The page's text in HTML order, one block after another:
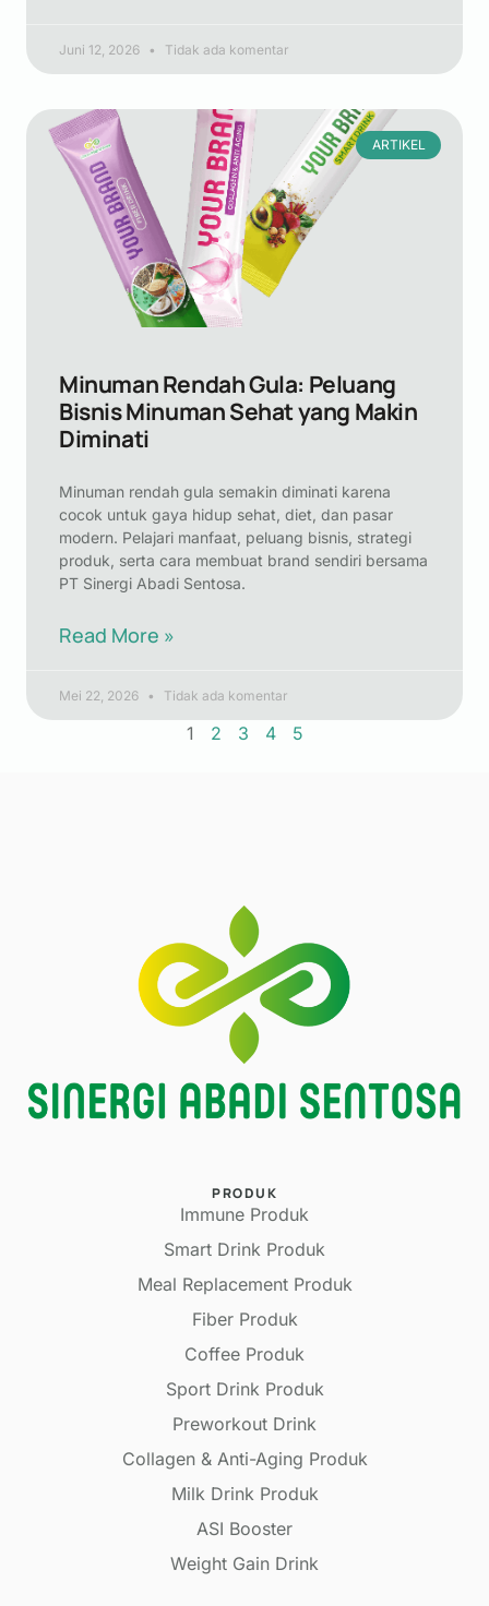
Juni 12, 2026 Tidak ada komentar
ARTIKEL
Minuman Rendah Gula: Peluang
Bisnis Minuman Sehat yang Makin
Diminati
Minuman rendah gula semakin diminati karena
cocok untuk gaya hidup sehat, diet, dan pasar
modern. Pelajari manfaat, peluang bisnis, strategi
produk, serta cara membuat brand sendiri bersama
PT Sinergi Abadi Sentosa.
Read More »
Mei 22, 2026 Tidak ada komentar
1 2 3 4 5
PRODUK
Immune Produk
Smart Drink Produk
Meal Replacement Produk
Fiber Produk
Coffee Produk
Sport Drink Produk
Preworkout Drink
Collagen & Anti-Aging Produk
Milk Drink Produk
ASI Booster
Weight Gain Drink